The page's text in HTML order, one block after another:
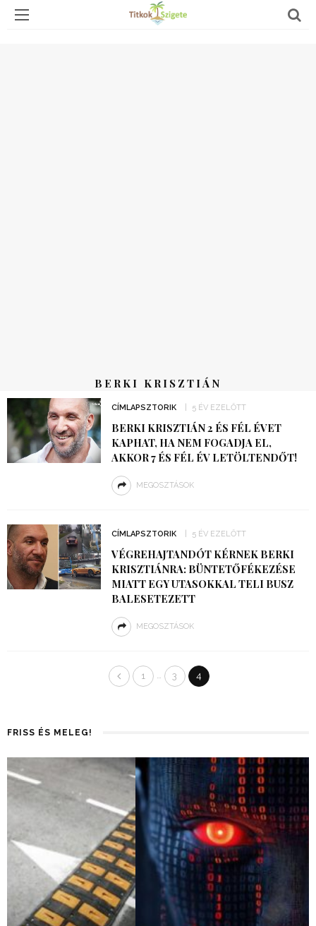
BERKI KRISZTIÁN
CÍMLAPSZTORIK 5 ÉV EZELŐTT
BERKI KRISZTIÁN 2 ÉS FÉL ÉVET
KAPHAT, HA NEM FOGADJA EL,
AKKOR 7 ÉS FÉL ÉV LETÖLTENDŐT!
MEGOSZTÁSOK
CÍMLAPSZTORIK 5 ÉV EZELŐTT
VÉGREHAJTANDÓT KÉRNEK BERKI
KRISZTIÁNRA: BÜNTETŐFÉKEZÉSE
MIATT EGY UTASOKKAL TELI BUSZ
BALESETEZETT
MEGOSZTÁSOK
1 … 3 4
FRISS ÉS MELEG!